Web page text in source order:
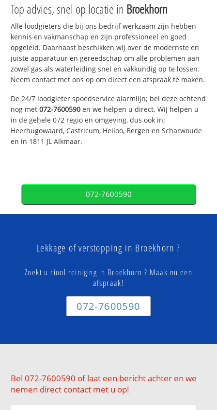
Top advies, snel op locatie in Broekhorn
Alle loodgieters die bij ons bedrijf werkzaam zijn hebben
kennis en vakmanschap en zijn professioneel en goed
opgeleid. Daarnaast beschikken wij over de modernste en
juiste apparatuur en gereedschap om alle problemen aan
zowel gas als waterleiding snel en vakkundig op te lossen.
Neem contact met ons op om direct een afspraak te maken.
De 24/7 loodgieter spoedservice alarmlijn; bel deze ochtend
nog met072-7600590 en we helpen u direct. Wij helpen u
in de gehele 072 regio en omgeving, dus ook in:
Heerhugowaard, Castricum, Heiloo, Bergen en Scharwoude
en in 1811 JL Alkmaar.
072-7600590
Lekkage of verstopping in Broekhorn ?
Zoekt u riool reiniging in Broekhorn ? Maak nu een
afspraak!
072-7600590
Bel 072-7600590 of laat een bericht achter en we
nemen direct contact met u op!